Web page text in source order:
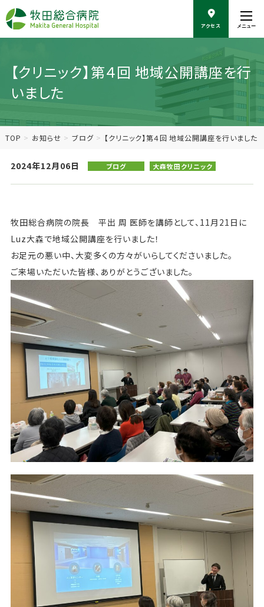
の
本
動
アクセス メニュー
【クリニック】第４回 地域公開講座を行
いました
TOP お知らせ ブログ 【クリニック】第４回 地域公開講座を行いました
2024年12月06日 ブログ 大森牧田クリニック
牧田総合病院の院長 平出 周 医師を講師として、11月21日に
Luz大森で地域公開講座を行いました！
お足元の悪い中、大変多くの方々がいらしてくださいました。
ご来場いただいた皆様、ありがとうございました。